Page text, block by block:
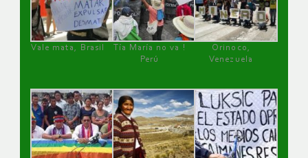
Vale mata, Brasil
Tía María no va !
Perú
Orinoco,
Venezuela